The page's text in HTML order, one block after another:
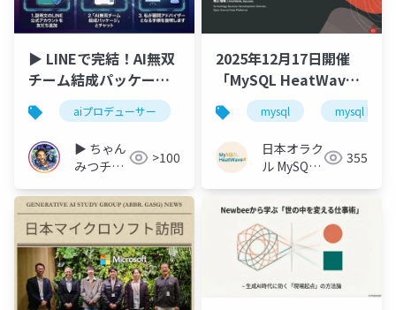
▶︎ LINEで完結！AI無双
チーム結成パッケージ
（リアリズムエンタテ
イメント®︎）
aiプロデューサー
▶︎ ちゃん
みつチャ
（AIプロ
デューサ
ー）
>100
2025年12月17日開催
「MySQL HeatWave
進化図鑑：Oracle AI
World 2025で発表され
た新機能とAI対応強化
の要点」
mysql mysql
日本オラク
ル MySQL
チーム
355